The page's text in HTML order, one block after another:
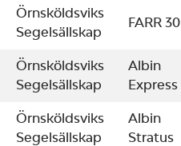
Örnsköldsviks
Segelsällskap
FARR 30
Örnsköldsviks
Segelsällskap
Albin
Express
Örnsköldsviks
Segelsällskap
Albin
Stratus